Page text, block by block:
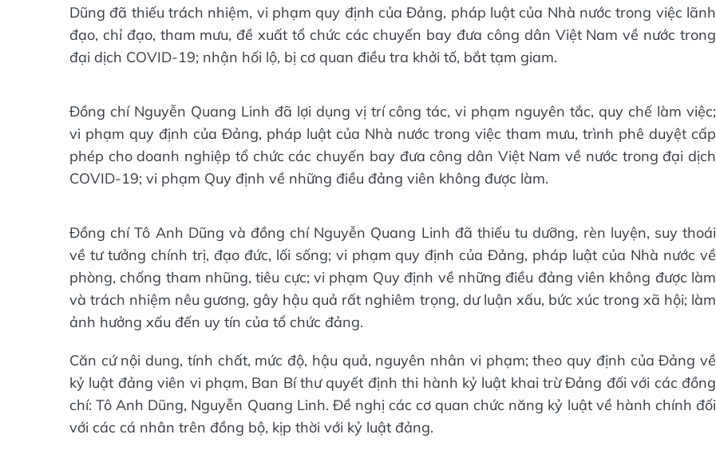
Dũng đã thiếu trách nhiệm, vi phạm quy định của Đảng, pháp luật của Nhà nước trong việc lãnh
đạo, chỉ đạo, tham mưu, đề xuất tổ chức các chuyến bay đưa công dân Việt Nam về nước trong
đại dịch COVID-19; nhận hối lộ, bị cơ quan điều tra khởi tố, bắt tạm giam.
Đồng chí Nguyễn Quang Linh đã lợi dụng vị trí công tác, vi phạm nguyên tắc, quy chế làm việc;
vi phạm quy định của Đảng, pháp luật của Nhà nước trong việc tham mưu, trình phê duyệt cấp
phép cho doanh nghiệp tổ chức các chuyến bay đưa công dân Việt Nam về nước trong đại dịch
COVID-19; vi phạm Quy định về những điều đảng viên không được làm.
Đồng chí Tô Anh Dũng và đồng chí Nguyễn Quang Linh đã thiếu tu dưỡng, rèn luyện, suy thoái
về tư tưởng chính trị, đạo đức, lối sống; vi phạm quy định của Đảng, pháp luật của Nhà nước về
phòng, chống tham nhũng, tiêu cực; vi phạm Quy định về những điều đảng viên không được làm
và trách nhiệm nêu gương, gây hậu quả rất nghiêm trọng, dư luận xấu, bức xúc trong xã hội; làm
ảnh hưởng xấu đến uy tín của tổ chức đảng.
Căn cứ nội dung, tính chất, mức độ, hậu quả, nguyên nhân vi phạm; theo quy định của Đảng về
kỷ luật đảng viên vi phạm, Ban Bí thư quyết định thi hành kỷ luật khai trừ Đảng đối với các đồng
chí: Tô Anh Dũng, Nguyễn Quang Linh. Đề nghị các cơ quan chức năng kỷ luật về hành chính đối
với các cá nhân trên đồng bộ, kịp thời với kỷ luật đảng.